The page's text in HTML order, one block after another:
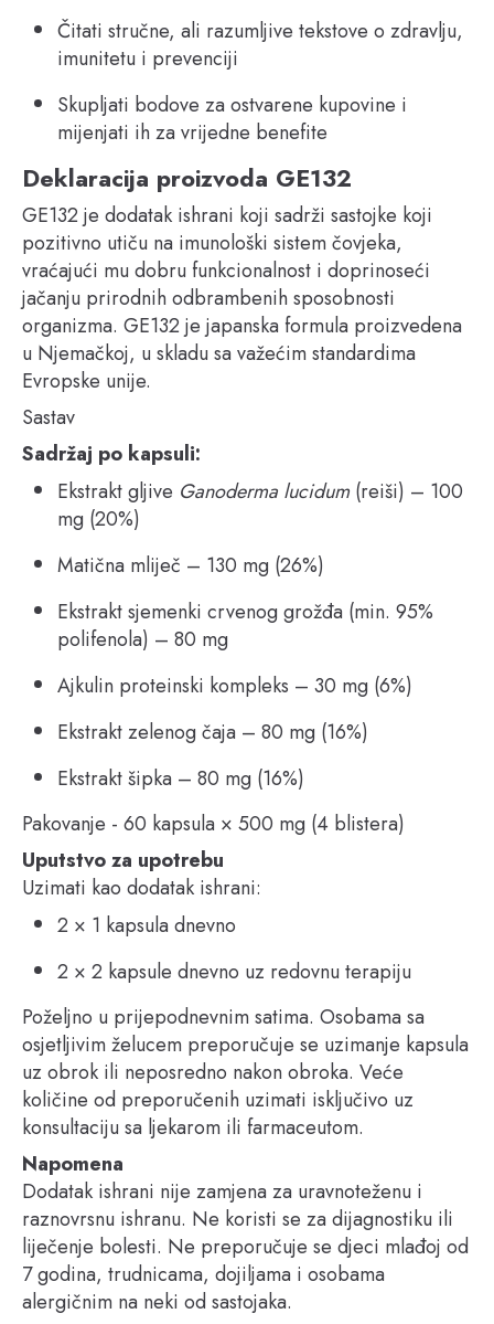
Čitati stručne, ali razumljive tekstove o zdravlju,
imunitetu i prevenciji
Skupljati bodove za ostvarene kupovine i
mijenjati ih za vrijedne benefite
Deklaracija proizvoda GE132
GE132 je dodatak ishrani koji sadrži sastojke koji
pozitivno utiču na imunološki sistem čovjeka,
vraćajući mu dobru funkcionalnost i doprinoseći
jačanju prirodnih odbrambenih sposobnosti
organizma. GE132 je japanska formula proizvedena
u Njemačkoj, u skladu sa važećim standardima
Evropske unije.
Sastav
Sadržaj po kapsuli:
Ekstrakt gljive Ganoderma lucidum(reiši) – 100
mg (20%)
Matična mliječ – 130 mg (26%)
Ekstrakt sjemenki crvenog grožđa (min. 95%
polifenola) – 80 mg
Ajkulin proteinski kompleks – 30 mg (6%)
Ekstrakt zelenog čaja – 80 mg (16%)
Ekstrakt šipka – 80 mg (16%)
Pakovanje - 60 kapsula × 500 mg (4 blistera)
Uputstvo za upotrebu
Uzimati kao dodatak ishrani:
2 × 1 kapsula dnevno
2 × 2 kapsule dnevno uz redovnu terapiju
Poželjno u prijepodnevnim satima. Osobama sa
osjetljivim želucem preporučuje se uzimanje kapsula
uz obrok ili neposredno nakon obroka. Veće
količine od preporučenih uzimati isključivo uz
konsultaciju sa ljekarom ili farmaceutom.
Napomena
Dodatak ishrani nije zamjena za uravnoteženu i
raznovrsnu ishranu. Ne koristi se za dijagnostiku ili
liječenje bolesti. Ne preporučuje se djeci mlađoj od
7 godina, trudnicama, dojiljama i osobama
alergičnim na neki od sastojaka.